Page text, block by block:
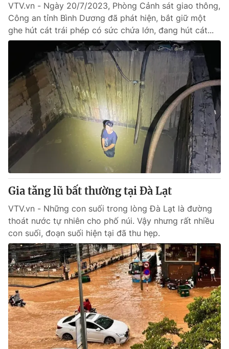
VTV.vn - Ngày 20/7/2023, Phòng Cảnh sát giao thông,
Công an tỉnh Bình Dương đã phát hiện, bắt giữ một
ghe hút cát trái phép có sức chứa lớn, đang hút cát...
Gia tăng lũ bất thường tại Đà Lạt
VTV.vn - Những con suối trong lòng Đà Lạt là đường
thoát nước tự nhiên cho phố núi. Vậy nhưng rất nhiều
con suối, đoạn suối hiện tại đã thu hẹp.